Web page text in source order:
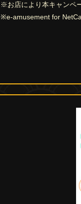
※お店により本キャンペ
※e-amusement for